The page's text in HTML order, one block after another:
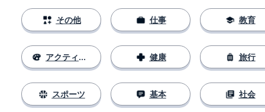
その他
アクティビティ
スポーツ
仕事
健康
基本
教育
旅行
社会